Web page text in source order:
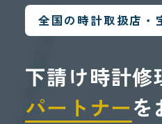
全国の時計取扱店・
下請け時計修
パートナーを